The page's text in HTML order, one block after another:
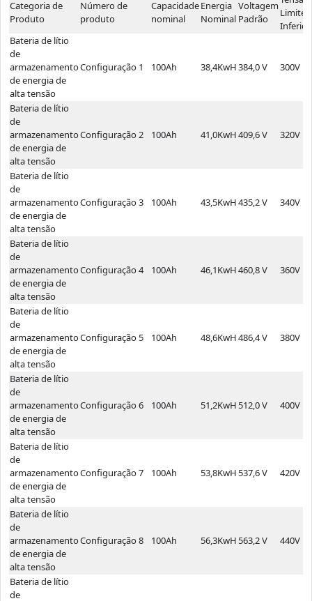
Categoria de
Produto
Número de
produto
Capacidade
nominal
Energia
Nominal
Voltagem
Padrão
Limite
Inferior
Bateria de lítio
de
armazenamento
de energia de
alta tensão
Configuração 1 100Ah 38,4KwH384,0 V 300V
Bateria de lítio
de
armazenamento
de energia de
alta tensão
Configuração 2 100Ah 41,0KwH409,6 V 320V
Bateria de lítio
de
armazenamento
de energia de
alta tensão
Configuração 3 100Ah 43,5KwH435,2 V 340V
Bateria de lítio
de
armazenamento
de energia de
alta tensão
Configuração 4 100Ah 46,1KwH460,8 V 360V
Bateria de lítio
de
armazenamento
de energia de
alta tensão
Configuração 5 100Ah 48,6KwH486,4 V 380V
Bateria de lítio
de
armazenamento
de energia de
alta tensão
Configuração 6 100Ah 51,2KwH 512,0 V 400V
Bateria de lítio
de
armazenamento
de energia de
alta tensão
Configuração 7 100Ah 53,8KwH 537,6 V 420V
Bateria de lítio
de
armazenamento
de energia de
alta tensão
Configuração 8 100Ah 56,3KwH 563,2 V 440V
Bateria de lítio
de